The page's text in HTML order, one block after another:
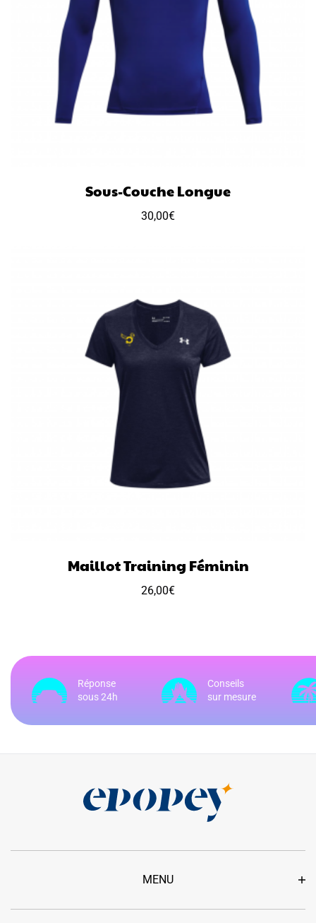
Sous-Couche Longue
30,00€
Maillot Training Féminin
26,00€
Réponse
sous 24h
Conseils
sur mesure
MENU